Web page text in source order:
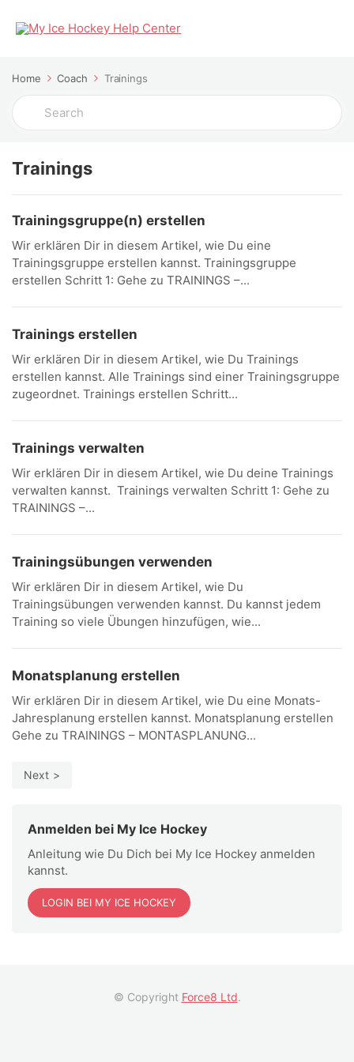
Home Coach Trainings
Search
For
Trainings
Trainingsgruppe(n) erstellen
Wir erklären Dir in diesem Artikel, wie Du eine
Trainingsgruppe erstellen kannst. Trainingsgruppe
erstellen Schritt 1: Gehe zu TRAININGS –...
Trainings erstellen
Wir erklären Dir in diesem Artikel, wie Du Trainings
erstellen kannst. Alle Trainings sind einer Trainingsgruppe
zugeordnet. Trainings erstellen Schritt...
Trainings verwalten
Wir erklären Dir in diesem Artikel, wie Du deine Trainings
verwalten kannst. Trainings verwalten Schritt 1: Gehe zu
TRAININGS –...
Trainingsübungen verwenden
Wir erklären Dir in diesem Artikel, wie Du
Trainingsübungen verwenden kannst. Du kannst jedem
Training so viele Übungen hinzufügen, wie...
Monatsplanung erstellen
Wir erklären Dir in diesem Artikel, wie Du eine Monats-
Jahresplanung erstellen kannst. Monatsplanung erstellen
Gehe zu TRAININGS – MONTASPLANUNG...
Next
Anmelden bei My Ice Hockey
Anleitung wie Du Dich bei My Ice Hockey anmelden
kannst.
LOGIN BEI MY ICE HOCKEY
© Copyright Force8 Ltd.